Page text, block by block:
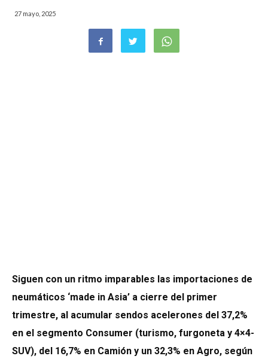
27 mayo, 2025
Siguen con un ritmo imparables las importaciones de
neumáticos ‘made in Asia’ a cierre del primer
trimestre, al acumular sendos acelerones del 37,2%
en el segmento Consumer (turismo, furgoneta y 4×4-
SUV), del 16,7% en Camión y un 32,3% en Agro, según